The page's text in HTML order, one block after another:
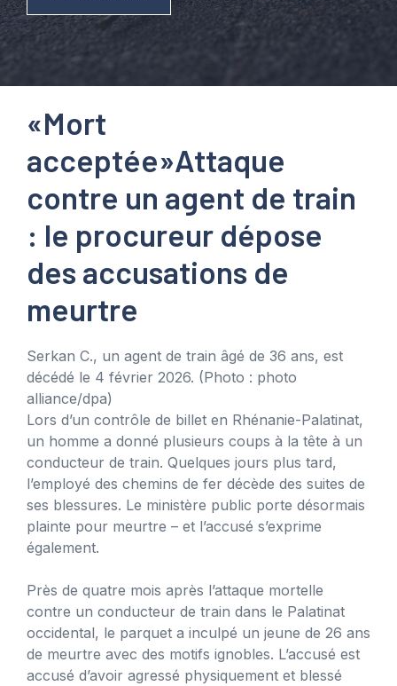
«Mort
acceptée»Attaque
contre un agent de train
: le procureur dépose
des accusations de
meurtre
Serkan C., un agent de train âgé de 36 ans, est
décédé le 4 février 2026. (Photo : photo
alliance/dpa)
Lors d’un contrôle de billet en Rhénanie-Palatinat,
un homme a donné plusieurs coups à la tête à un
conducteur de train. Quelques jours plus tard,
l’employé des chemins de fer décède des suites de
ses blessures. Le ministère public porte désormais
plainte pour meurtre – et l’accusé s’exprime
également.
Près de quatre mois après l’attaque mortelle
contre un conducteur de train dans le Palatinat
occidental, le parquet a inculpé un jeune de 26 ans
de meurtre avec des motifs ignobles. L’accusé est
accusé d’avoir agressé physiquement et blessé